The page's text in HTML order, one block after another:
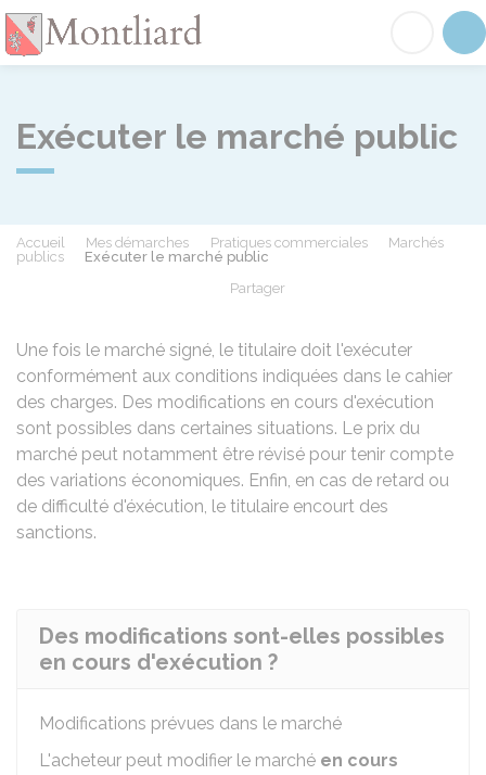
Exécuter le marché public
Accueil Mes démarches Pratiques commerciales
Marchés
publics
Exécuter le marché public
Partager
Une fois le marché signé, le titulaire doit l'exécuter
conformément aux conditions indiquées dans le cahier
des charges. Des modifications en cours d'exécution
sont possibles dans certaines situations. Le prix du
marché peut notamment être révisé pour tenir compte
des variations économiques. Enfin, en cas de retard ou
de difficulté d'éxécution, le titulaire encourt des
sanctions.
Des modifications sont-elles possibles
en cours d'exécution ?
Modifications prévues dans le marché
L'acheteur peut modifier le marché en cours